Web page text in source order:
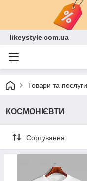
likeystyle.com.ua
Товари та послуги
КОСМОНІЄВТИ
Сортування